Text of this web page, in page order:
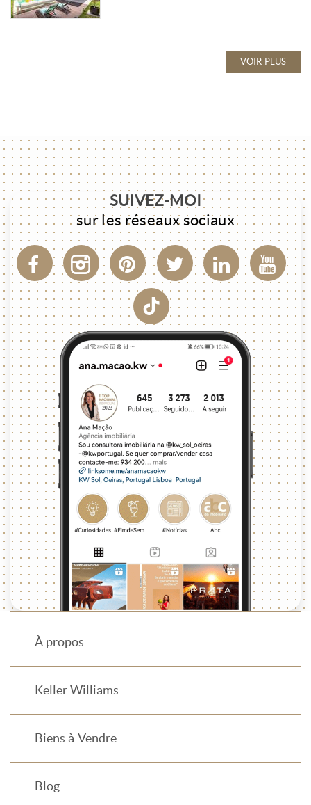
VOIR PLUS
SUIVEZ-MOI
sur les réseaux sociaux
À propos
Keller Williams
Biens à Vendre
Blog